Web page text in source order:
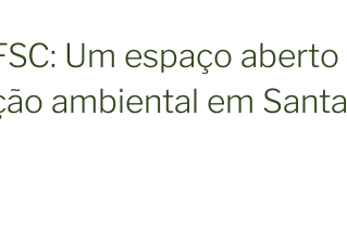
Um espaço aberto
ambiental em Santa